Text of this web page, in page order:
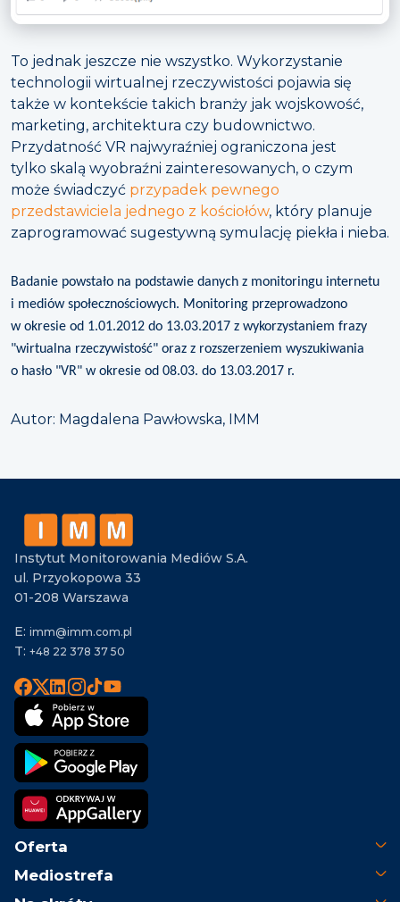
To jednak jeszcze nie wszystko. Wykorzystanie
technologii wirtualnej rzeczywistości pojawia się
także w kontekście takich branży jak wojskowość,
marketing, architektura czy budownictwo.
Przydatność VR najwyraźniej ograniczona jest
tylko skalą wyobraźni zainteresowanych, o czym
może świadczyć przypadek pewnego
przedstawiciela jednego z kościołów, który planuje
zaprogramować sugestywną symulację piekła i nieba.
Badanie powstało na podstawie danych z monitoringu internetu
i mediów społecznościowych. Monitoring przeprowadzono
w okresie od 1.01.2012 do 13.03.2017 z wykorzystaniem frazy
"wirtualna rzeczywistość" oraz z rozszerzeniem wyszukiwania
o hasło "VR" w okresie od 08.03. do 13.03.2017 r.
Autor: Magdalena Pawłowska, IMM
Instytut Monitorowania Mediów S.A.
ul. Przyokopowa 33
01-208 Warszawa
E: imm@imm.com.pl
T: +48 22 378 37 50
Oferta
Mediostrefa